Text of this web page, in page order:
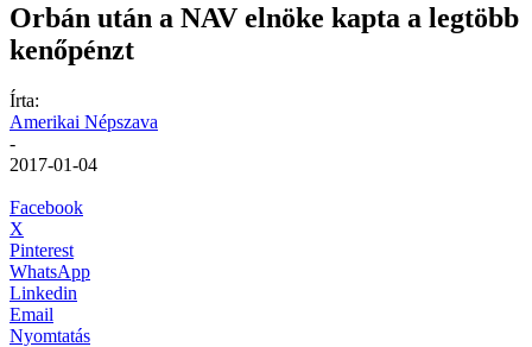
Orbán után a NAV elnöke kapta a legtöbb
kenőpénzt
Írta:
Amerikai Népszava
-
2017-01-04
Facebook
X
Pinterest
WhatsApp
Linkedin
Email
Nyomtatás